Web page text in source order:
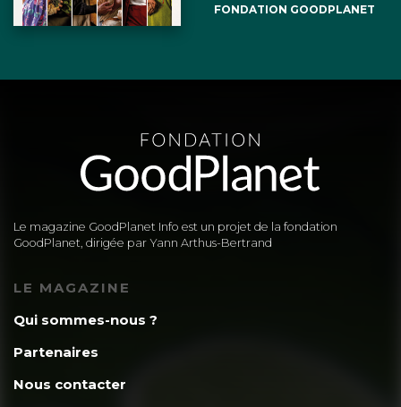
FONDATION GOODPLANET
Le magazine GoodPlanet Info est un projet de la fondation
GoodPlanet, dirigée par Yann Arthus-Bertrand
LE MAGAZINE
Qui sommes-nous ?
Partenaires
Nous contacter